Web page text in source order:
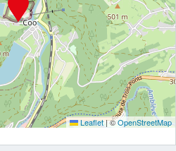
Leaflet|©OpenStreetMap